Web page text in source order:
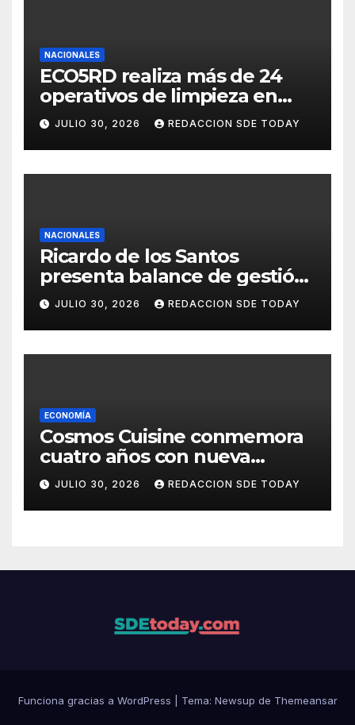
NACIONALES
ECO5RD realiza más de 24
operativos de limpieza en
diferentes provincias y
municipios del país
JULIO 30, 2026 REDACCION SDE TODAY
NACIONALES
Ricardo de los Santos
presenta balance de gestión
con 416 iniciativas aprobadas
y avances históricos en el
Senado
JULIO 30, 2026 REDACCION SDE TODAY
ECONOMÍA
Cosmos Cuisine conmemora
cuatro años con nueva
administración y nuevos
sabores
JULIO 30, 2026 REDACCION SDE TODAY
Funciona gracias a WordPress Tema: Newsup de Themeansar